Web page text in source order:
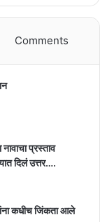
Comments
प्रस्ताव
दिलं उत्तर….
कधीच जिंकता आले